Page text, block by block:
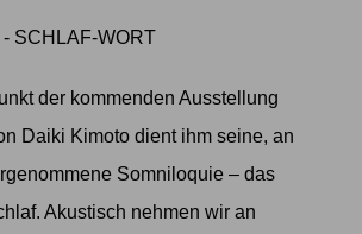
- SCHLAF-WORT
der kommenden Ausstellung
Daiki Kimoto dient ihm seine, an
Somniloquie – das
Akustisch nehmen wir an